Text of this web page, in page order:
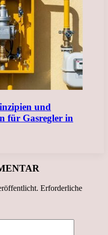
und
für Gasregler in
Erforderliche